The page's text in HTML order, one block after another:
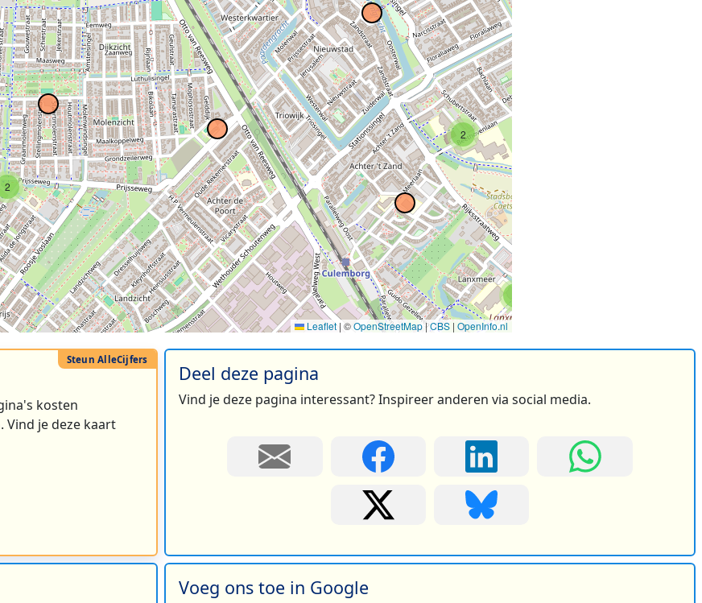
2
2
Leaflet | ©OpenStreetMap|CBS | OpenInfo.nl
kosten
Vind je deze kaart
Deel deze pagina
Vind je deze pagina interessant? Inspireer anderen via social media.
Voeg ons toe in Google